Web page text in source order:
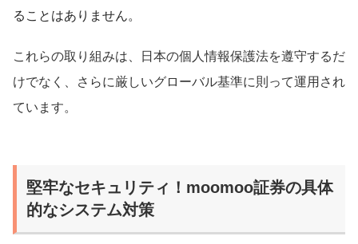
ることはありません。
これらの取り組みは、日本の個人情報保護法を遵守するだ
けでなく、さらに厳しいグローバル基準に則って運用され
ています。
堅牢なセキュリティ！moomoo証券の具体
的なシステム対策